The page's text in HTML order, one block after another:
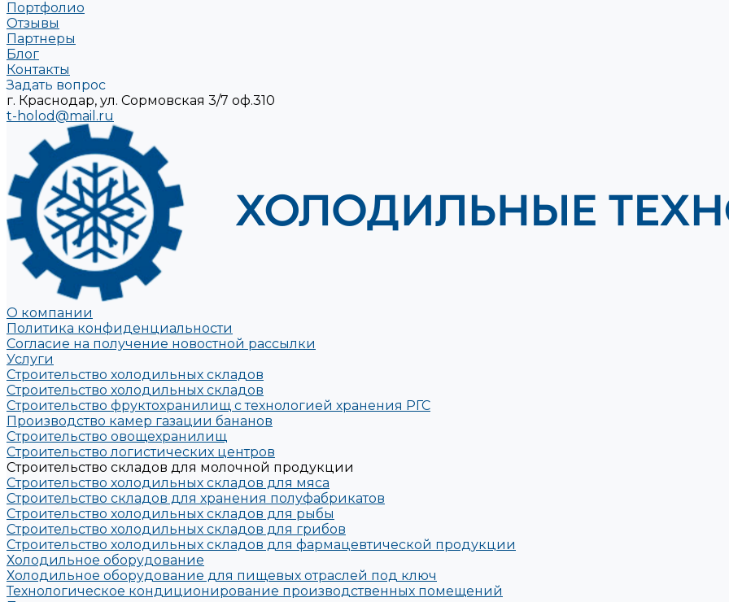
Портфолио
Отзывы
Партнеры
Блог
Контакты
Задать вопрос
г. Краснодар, ул. Сормовская 3/7 оф.310
t-holod@mail.ru
О компании
Политика конфиденциальности
Согласие на получение новостной рассылки
Услуги
Строительство холодильных складов
Строительство холодильных складов
Строительство фруктохранилищ с технологией хранения РГС
Производство камер газации бананов
Строительство овощехранилищ
Строительство логистических центров
Строительство складов для молочной продукции
Строительство холодильных складов для мяса
Строительство складов для хранения полуфабрикатов
Строительство холодильных складов для рыбы
Строительство холодильных складов для грибов
Строительство холодильных складов для фармацевтической продукции
Холодильное оборудование
Холодильное оборудование для пищевых отраслей под ключ
Технологическое кондиционирование производственных помещений